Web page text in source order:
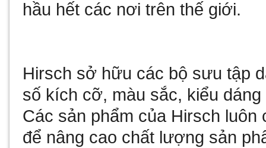
hầu hết các nơi trên thế giới.
Hirsch sở hữu các bộ sưu tập
số kích cỡ, màu sắc, kiểu
Các sản phẩm của Hirsch luôn
để nâng cao chất lượng sản